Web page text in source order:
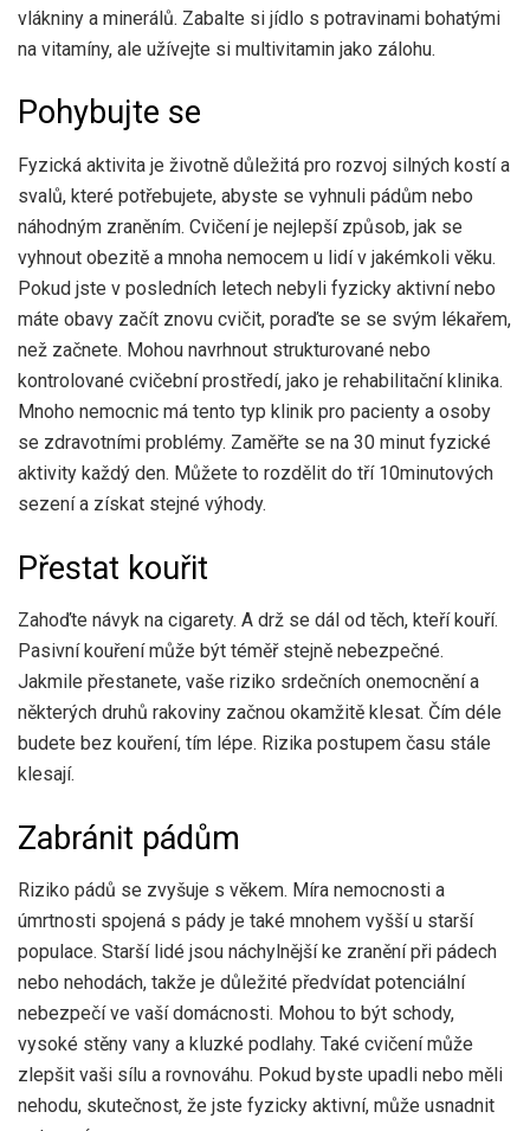
vlákniny a minerálů. Zabalte si jídlo s potravinami bohatými
na vitamíny, ale užívejte si multivitamin jako zálohu.
Pohybujte se
Fyzická aktivita je životně důležitá pro rozvoj silných kostí a
svalů, které potřebujete, abyste se vyhnuli pádům nebo
náhodným zraněním. Cvičení je nejlepší způsob, jak se
vyhnout obezitě a mnoha nemocem u lidí v jakémkoli věku.
Pokud jste v posledních letech nebyli fyzicky aktivní nebo
máte obavy začít znovu cvičit, poraďte se se svým lékařem,
než začnete. Mohou navrhnout strukturované nebo
kontrolované cvičební prostředí, jako je rehabilitační klinika.
Mnoho nemocnic má tento typ klinik pro pacienty a osoby
se zdravotními problémy. Zaměřte se na 30 minut fyzické
aktivity každý den. Můžete to rozdělit do tří 10minutových
sezení a získat stejné výhody.
Přestat kouřit
Zahoďte návyk na cigarety. A drž se dál od těch, kteří kouří.
Pasivní kouření může být téměř stejně nebezpečné.
Jakmile přestanete, vaše riziko srdečních onemocnění a
některých druhů rakoviny začnou okamžitě klesat. Čím déle
budete bez kouření, tím lépe. Rizika postupem času stále
klesají.
Zabránit pádům
Riziko pádů se zvyšuje s věkem. Míra nemocnosti a
úmrtnosti spojená s pády je také mnohem vyšší u starší
populace. Starší lidé jsou náchylnější ke zranění při pádech
nebo nehodách, takže je důležité předvídat potenciální
nebezpečí ve vaší domácnosti. Mohou to být schody,
vysoké stěny vany a kluzké podlahy. Také cvičení může
zlepšit vaši sílu a rovnováhu. Pokud byste upadli nebo měli
nehodu, skutečnost, že jste fyzicky aktivní, může usnadnit